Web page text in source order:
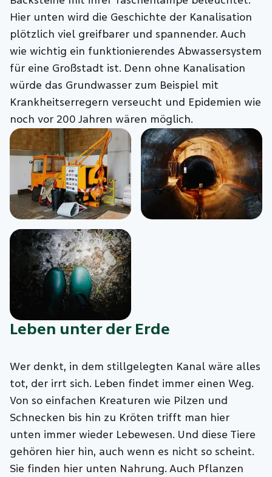
Hier unten wird die Geschichte der Kanalisation
plötzlich viel greifbarer und spannender. Auch
wie wichtig ein funktionierendes Abwassersystem
für eine Großstadt ist. Denn ohne Kanalisation
würde das Grundwasser zum Beispiel mit
Krankheitserregern verseucht und Epidemien wie
noch vor 200 Jahren wären möglich.
Leben unter der Erde
Wer denkt, in dem stillgelegten Kanal wäre alles
tot, der irrt sich. Leben findet immer einen Weg.
Von so einfachen Kreaturen wie Pilzen und
Schnecken bis hin zu Kröten trifft man hier
unten immer wieder Lebewesen. Und diese Tiere
gehören hier hin, auch wenn es nicht so scheint.
Sie finden hier unten Nahrung. Auch Pflanzen